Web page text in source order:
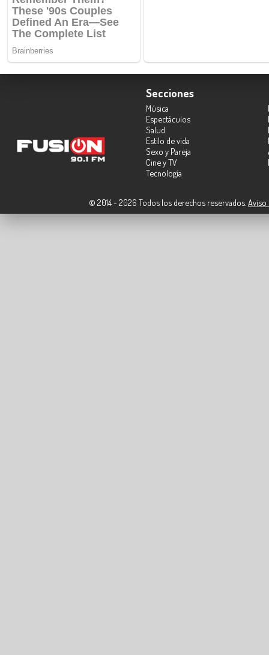
Secciones
Música
Espectáculos
Salud
Estilo de vida
Sexo y Pareja
Cine y TV
Tecnología
© 2014 - 2026 Todos los derechos reservados. Aviso